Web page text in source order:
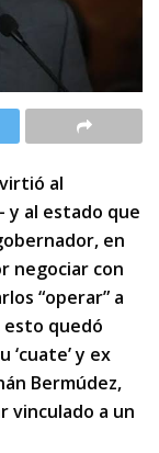
al
y al estado que
en
negociar con
“operar” a
esto quedó
y ex
Bermúdez,
vinculado a un